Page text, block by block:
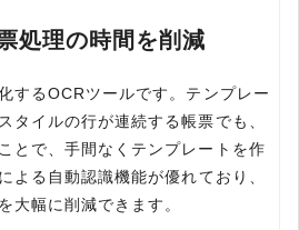
処理の時間を削減
するOCRツールです。テンプレー
タイルの行が連続する帳票でも、
とで、手間なくテンプレートを作
よる自動認識機能が優れており、
大幅に削減できます。